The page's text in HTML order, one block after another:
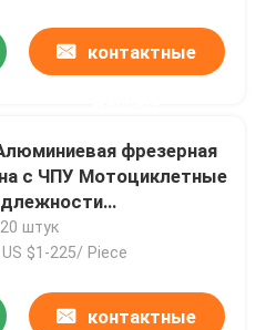
контактные
фрезерная
с ЧПУ Мотоциклетные
штук
$1-225/ Piece
контактные